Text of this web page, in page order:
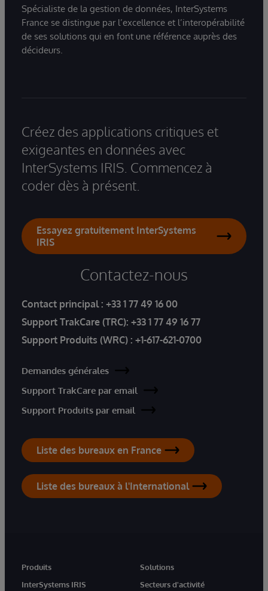
Spécialiste de la gestion de données, InterSystems
France se distingue par l’excellence et l’interopérabilité
de ses solutions qui en font une référence auprès des
décideurs.
Créez des applications critiques et
exigeantes en données avec
InterSystems IRIS. Commencez à
coder dès à présent.
Essayez gratuitement InterSystems
IRIS
Contactez-nous
Contact principal : +33 1 77 49 16 00
Support TrakCare (TRC): +33 1 77 49 16 77
Support Produits (WRC) : +1-617-621-0700
Demandes générales
Support TrakCare par email
Support Produits par email
Liste des bureaux en France
Liste des bureaux à l'International
Produits
InterSystems IRIS
Solutions
Secteurs d'activité